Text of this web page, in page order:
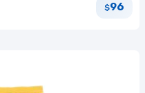
$96